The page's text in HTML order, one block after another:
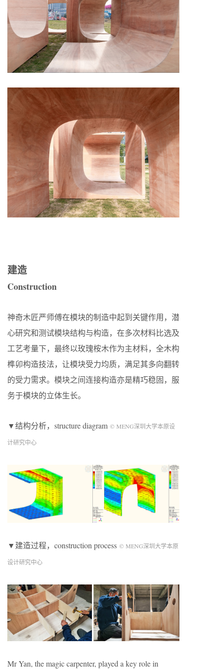
建造
Construction
神奇木匠严师傅在模块的制造中起到关键作用，潜
心研究和测试模块结构与构造，在多次材料比选及
工艺考量下，最终以玫瑰桉木作为主材料，全木构
榫卯构造技法，让模块受力均质，满足其多向翻转
的受力需求。模块之间连接构造亦是精巧稳固，服
务于模块的立体生长。
▼结构分析，structure diagram © MENG深圳大学本原设
计研究中心
▼建造过程，construction process © MENG深圳大学本原
设计研究中心
Mr Yan, the magic carpenter, played a key role in